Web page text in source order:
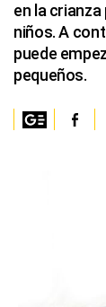
en la
niños. A
puede
pequeños.